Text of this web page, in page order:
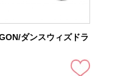
ダンスウィズドラ